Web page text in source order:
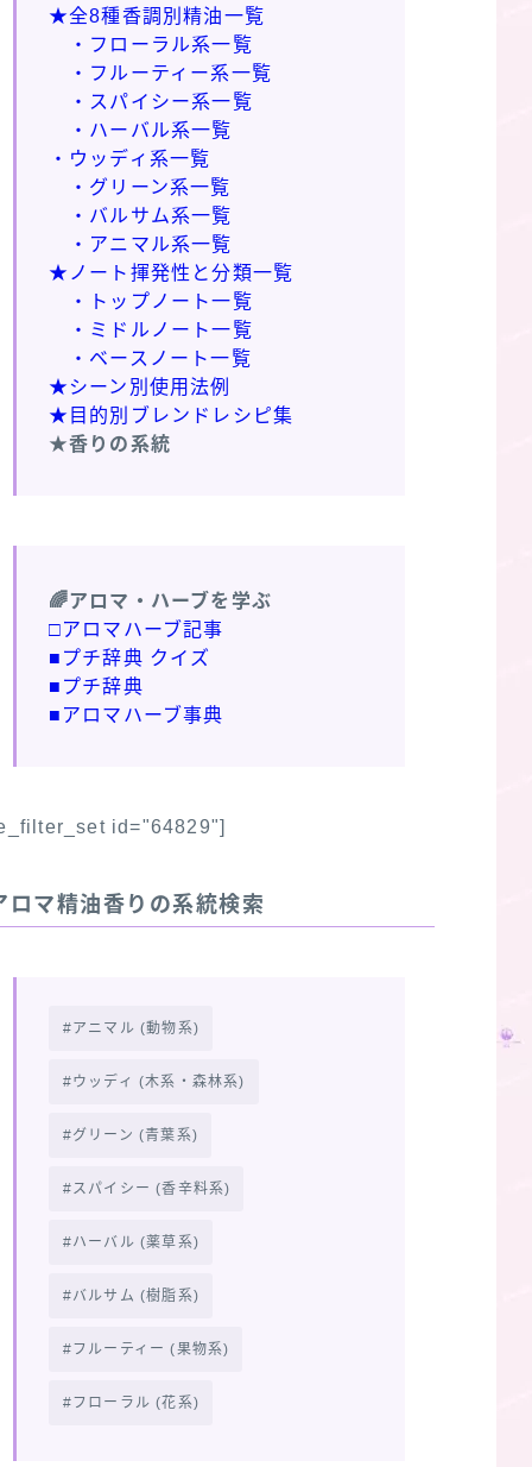
★全8種香調別精油一覧
・フローラル系一覧
・フルーティー系一覧
・スパイシー系一覧
・ハーバル系一覧
・ウッディ系一覧
・グリーン系一覧
・バルサム系一覧
・アニマル系一覧
★ノート揮発性と分類一覧
・トップノート一覧
・ミドルノート一覧
・ベースノート一覧
★シーン別使用法例
★目的別ブレンドレシピ集
★香りの系統
🌈アロマ・ハーブを学ぶ
□アロマハーブ記事
■プチ辞典 クイズ
■プチ辞典
■アロマハーブ事典
id="64829"]
ロマ精油香りの系統検索
アニマル (動物系)
ウッディ (木系・森林系)
グリーン (青葉系)
スパイシー (香辛料系)
ハーバル (薬草系)
バルサム (樹脂系)
フルーティー (果物系)
フローラル (花系)